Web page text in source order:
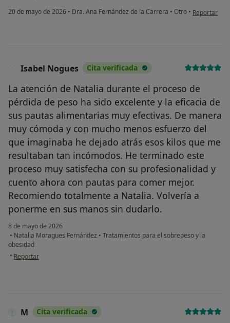
20 de mayo de 2026 • Dra. Ana Fernández de la Carrera • Otro • en opinión
Reportar
Isabel Nogues Cita verificada
La atención de Natalia durante el proceso de
pérdida de peso ha sido excelente y la eficacia de
sus pautas alimentarias muy efectivas. De manera
muy cómoda y con mucho menos esfuerzo del
que imaginaba he dejado atrás esos kilos que me
resultaban tan incómodos. He terminado este
proceso muy satisfecha con su profesionalidad y
cuento ahora con pautas para comer mejor.
Recomiendo totalmente a Natalia. Volvería a
ponerme en sus manos sin dudarlo.
8 de mayo de 2026
• Natalia Moragues Fernández • Tratamientos para el sobrepeso y la
obesidad
• en opinión del usuario Isabel Nogues
Reportar
M Cita verificada